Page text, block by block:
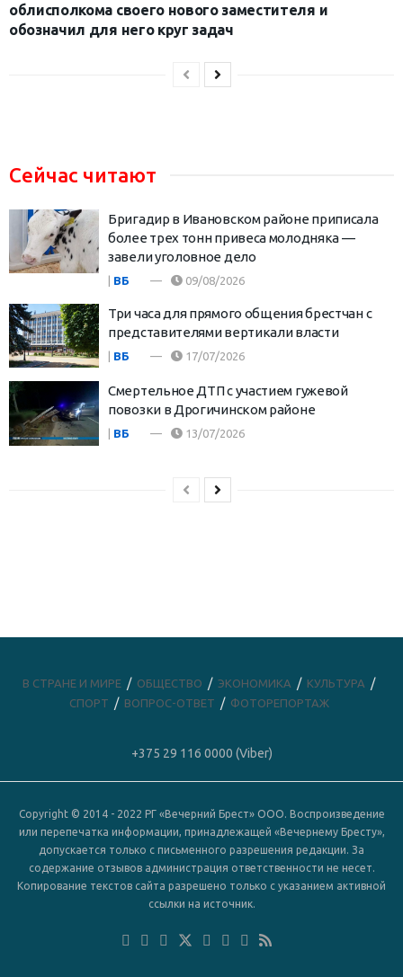
облисполкома своего нового заместителя и
обозначил для него круг задач
Сейчас читают
Бригадир в Ивановском районе приписала
более трех тонн привеса молодняка —
завели уголовное дело
| ВБ 09/08/2026
Три часа для прямого общения брестчан с
представителями вертикали власти
| ВБ 17/07/2026
Смертельное ДТП с участием гужевой
повозки в Дрогичинском районе
ВБ 13/07/2026
В СТРАНЕ И МИРЕ ОБЩЕСТВО ЭКОНОМИКА
КУЛЬТУРА
СПОРТ
ВОПРОС-ОТВЕТ ФОТОРЕПОРТАЖ
+375 29 116 0000 (Viber)
Copyright © 2014 - 2022 РГ «Вечерний Брест» ООО. Воспроизведение
или перепечатка информации, принадлежащей «Вечернему Бресту»,
допускается только с письменного разрешения редакции. За
содержание отзывов администрация ответственности не несет.
Копирование текстов сайта разрешено только с указанием активной
ссылки на источник.